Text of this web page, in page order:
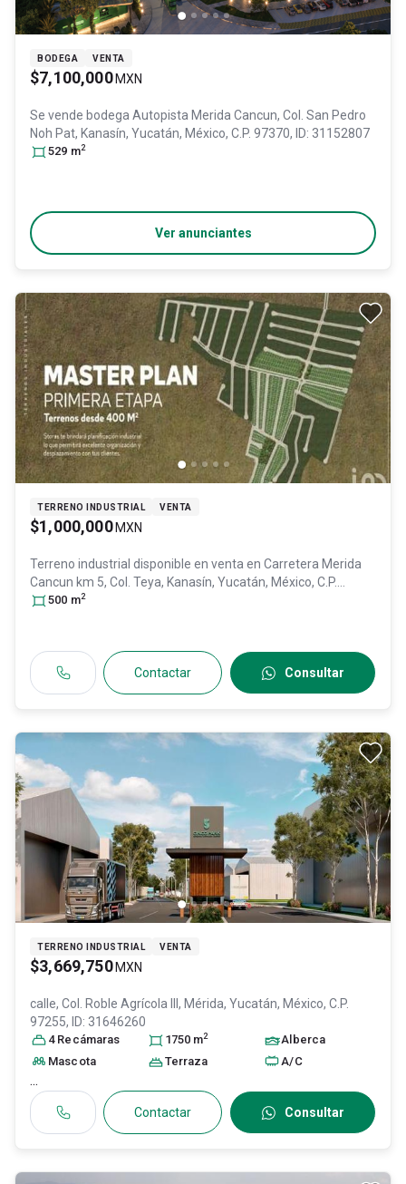
BODEGA VENTA
$7,100,000 MXN
Se vende bodega Autopista Merida Cancun, Col. San Pedro
Noh Pat, Kanasín, Yucatán, México, C.P. 97370, ID: 31152807
529 m2
Ver anunciantes
TERRENO INDUSTRIAL VENTA
$1,000,000 MXN
Terreno industrial disponible en venta en Carretera Merida
Cancun km 5, Col. Teya, Kanasín, Yucatán, México, C.P.
97374, ID:
500 m2
Contactar Consultar
TERRENO INDUSTRIAL VENTA
$3,669,750 MXN
calle, Col. Roble Agrícola III, Mérida, Yucatán, México, C.P.
97255, ID: 31646260
4 Recámaras 1750 m2
Alberca
Mascota
Terraza A/C
...
Contactar Consultar